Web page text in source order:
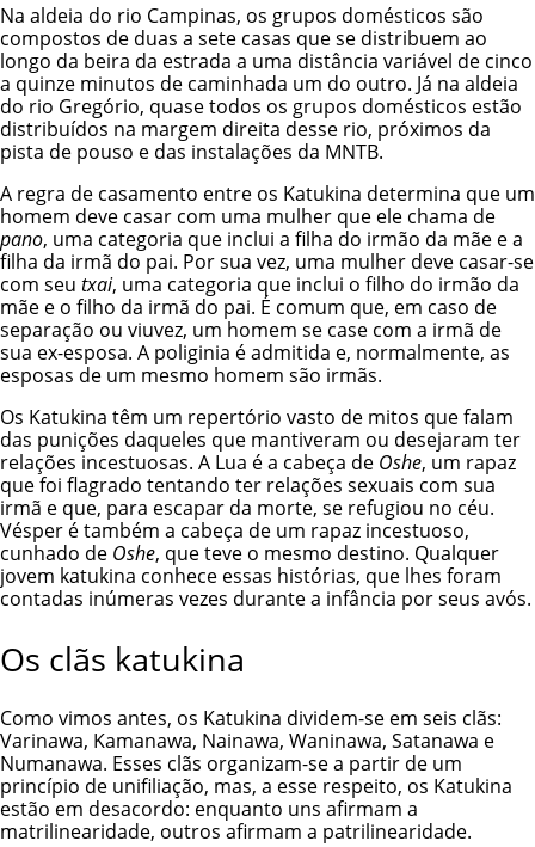
Na aldeia do rio Campinas, os grupos domésticos são
compostos de duas a sete casas que se distribuem ao
longo da beira da estrada a uma distância variável de cinco
a quinze minutos de caminhada um do outro. Já na aldeia
do rio Gregório, quase todos os grupos domésticos estão
distribuídos na margem direita desse rio, próximos da
pista de pouso e das instalações da MNTB.
A regra de casamento entre os Katukina determina que um
homem deve casar com uma mulher que ele chama de
pano, uma categoria que inclui a filha do irmão da mãe e a
filha da irmã do pai. Por sua vez, uma mulher deve casar-se
com seu txai, uma categoria que inclui o filho do irmão da
mãe e o filho da irmã do pai. É comum que, em caso de
separação ou viuvez, um homem se case com a irmã de
sua ex-esposa. A poliginia é admitida e, normalmente, as
esposas de um mesmo homem são irmãs.
Os Katukina têm um repertório vasto de mitos que falam
das punições daqueles que mantiveram ou desejaram ter
relações incestuosas. A Lua é a cabeça de Oshe, um rapaz
que foi flagrado tentando ter relações sexuais com sua
irmã e que, para escapar da morte, se refugiou no céu.
Vésper é também a cabeça de um rapaz incestuoso,
cunhado de Oshe, que teve o mesmo destino. Qualquer
jovem katukina conhece essas histórias, que lhes foram
contadas inúmeras vezes durante a infância por seus avós.
Os clãs katukina
Como vimos antes, os Katukina dividem-se em seis clãs:
Varinawa, Kamanawa, Nainawa, Waninawa, Satanawa e
Numanawa. Esses clãs organizam-se a partir de um
princípio de unifiliação, mas, a esse respeito, os Katukina
estão em desacordo: enquanto uns afirmam a
matrilinearidade, outros afirmam a patrilinearidade.